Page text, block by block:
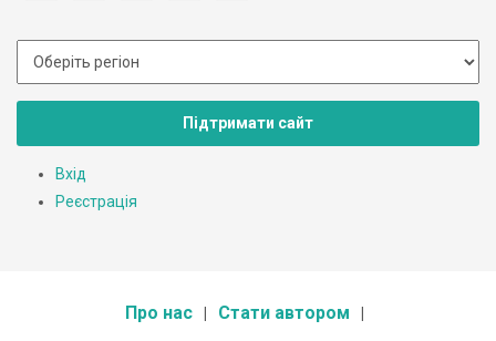
Підтримати сайт
Вхід
Реєстрація
Про нас Стати автором